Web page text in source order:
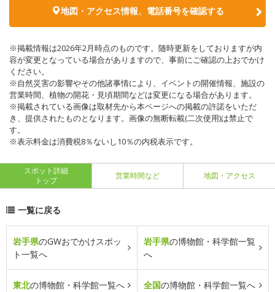
地図・アクセス情報、電話番号を確認する
※掲載情報は2026年2月時点のものです。随時更新をしておりますが内
容が変更となっている場合がありますので、事前にご確認の上おでかけ
ください。
※自然災害の影響やその他諸事情により、イベントの開催情報、施設の
営業時間、植物の開花・見頃期間などは変更になる場合があります。
※掲載されている画像は取材先から本ページへの掲載の許諾をいただ
き、提供されたものとなります。画像の無断転載(二次使用)は禁止で
す。
※表示料金は消費税8％ないし10％の内税表示です。
スポット詳細
トップ
営業時間など 地図・アクセス
一覧に戻る
岩手県のGWおでかけスポッ
ト一覧へ
岩手県の博物館・科学館一覧
へ
東北の博物館・科学館一覧へ 全国の博物館・科学館一覧へ